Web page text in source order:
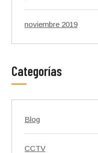
noviembre 2019
Categorías
Blog
CCTV